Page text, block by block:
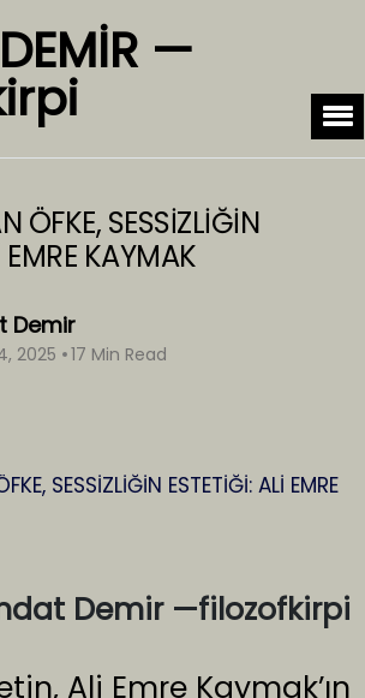
—
ÖFKE, SESSİZLİĞİN
EMRE KAYMAK
Demir
2025 17 Min Read
Demir —filozofkirpi
Ali Emre Kaymak’ın